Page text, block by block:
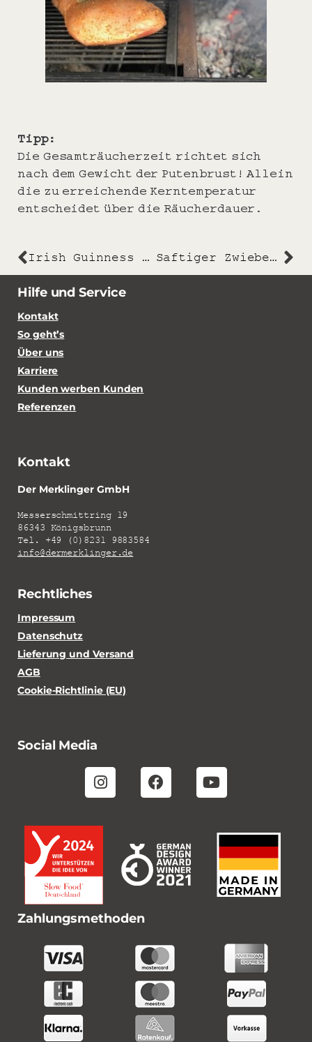
Tipp:
Die Gesamträucherzeit richtet sich
nach dem Gewicht der Putenbrust! Allein
die zu erreichende Kerntemperatur
entscheidet über die Räucherdauer.
Irish Guinness Stew Saftiger Zwiebelkuchen vom Blech
Hilfe und Service
Kontakt
So geht’s
Über uns
Karriere
Kunden werben Kunden
Referenzen
Kontakt
Der Merklinger GmbH
Messerschmittring 19
86343 Königsbrunn
Tel. +49 (0)8231 9883584
info@dermerklinger.de
Rechtliches
Impressum
Datenschutz
Lieferung und Versand
AGB
Cookie-Richtlinie (EU)
Social Media
Zahlungsmethoden